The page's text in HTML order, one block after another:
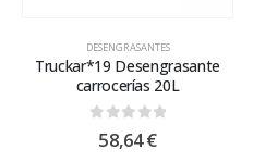
DESENGRASANTES
Truckar*19 Desengrasante
carrocerías 20L
0out of 5
58,64€